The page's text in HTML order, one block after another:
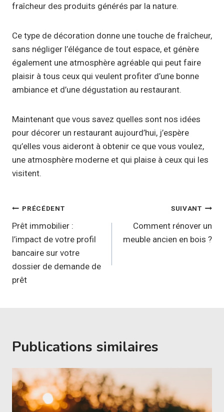
fraîcheur des produits générés par la nature.
Ce type de décoration donne une touche de fraîcheur,
sans négliger l’élégance de tout espace, et génère
également une atmosphère agréable qui peut faire
plaisir à tous ceux qui veulent profiter d’une bonne
ambiance et d’une dégustation au restaurant.
Maintenant que vous savez quelles sont nos idées
pour décorer un restaurant aujourd’hui, j’espère
qu’elles vous aideront à obtenir ce que vous voulez,
une atmosphère moderne et qui plaise à ceux qui les
visitent.
Navigation
de
l’article
PRÉCÉDENT
Prêt immobilier :
l’impact de votre profil
bancaire sur votre
dossier de demande de
prêt
SUIVANT
Comment rénover un
meuble ancien en bois ?
Publications similaires